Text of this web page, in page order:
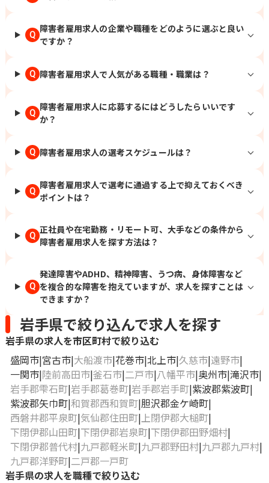
Q
障害者雇用求人の企業や職種をどのように選ぶと良い
ですか？
Q 障害者雇用求人で人気がある職種・職業は？
Q
障害者雇用求人に応募するにはどうしたらいいです
か？
Q 障害者雇用求人の選考スケジュールは？
Q
障害者雇用求人で選考に通過する上で抑えておくべき
ポイントは？
Q
正社員や在宅勤務・リモート可、大手などの条件から
障害者雇用求人を探す方法は？
Q
発達障害やADHD、精神障害、うつ病、身体障害など
を複合的な障害を抱えていますが、求人を探すことは
できますか？
岩手県で絞り込んで求人を探す
岩手県の求人を市区町村で絞り込む
盛岡市 宮古市 大船渡市 花巻市 北上市 久慈市 遠野市
一関市 陸前高田市 釜石市 二戸市 八幡平市 奥州市 滝沢市
岩手郡雫石町 岩手郡葛巻町 岩手郡岩手町 紫波郡紫波町
紫波郡矢巾町 和賀郡西和賀町 胆沢郡金ケ崎町
西磐井郡平泉町 気仙郡住田町 上閉伊郡大槌町
下閉伊郡山田町 下閉伊郡岩泉町 下閉伊郡田野畑村
下閉伊郡普代村 九戸郡軽米町 九戸郡野田村 九戸郡九戸村
九戸郡洋野町 二戸郡一戸町
岩手県の求人を職種で絞り込む